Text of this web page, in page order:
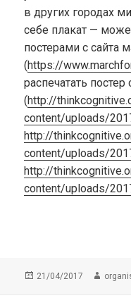
в других городах
себе плакат —
постерами с сайта
(https://
распечатать
(http://
content/uploads/
http://
content/uploads/
http://
content/uploads/
Опубликовано
21/04/2017 Автор